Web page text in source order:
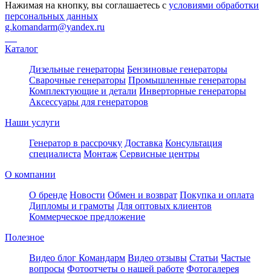
Нажимая на кнопку, вы соглашаетесь с условиями обработки
персональных данных
g.komandarm@yandex.ru
Каталог
Дизельные генераторы Бензиновые генераторы
Сварочные генераторы Промышленные генераторы
Комплектующие и детали Инверторные генераторы
Аксессуары для генераторов
Наши услуги
Генератор в рассрочку Доставка Консультация
специалиста Монтаж Сервисные центры
О компании
О бренде Новости Обмен и возврат Покупка и оплата
Дипломы и грамоты Для оптовых клиентов
Коммерческое предложение
Полезное
Видео блог Командарм Видео отзывы Статьи Частые
вопросы Фотоотчеты о нашей работе Фотогалерея